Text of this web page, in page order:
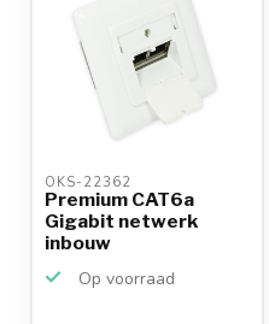
OKS-22362
Premium CAT6a
Gigabit netwerk
inbouw
met ...Op voorraad